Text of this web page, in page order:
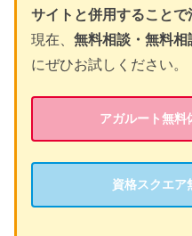
サイトと併用することで
現在、 無料相談・無料相
にぜひお試しください。
アガルート無料
資格スクエア